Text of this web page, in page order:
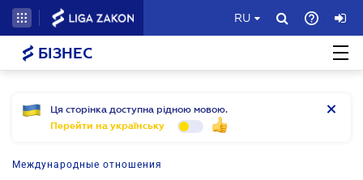
RU
БІЗНЕС
Ця сторінка доступна рідною мовою.
Перейти на українську
Международные отношения